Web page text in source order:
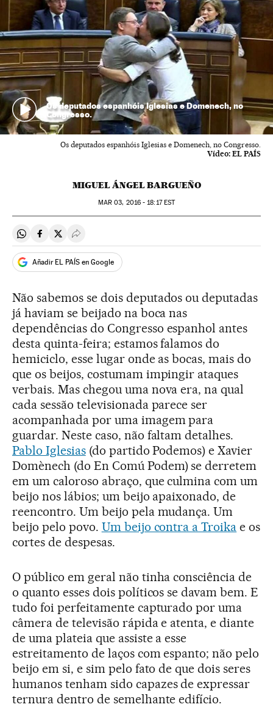
Os deputados espanhóis Iglesias e Domenech, no
Congresso.
Os deputados espanhóis Iglesias e Domenech, no Congresso.
Vídeo: EL PAÍS
MIGUEL ÁNGEL BARGUEÑO
MAR 03, 2016 - 18:17EST
Compartir en Whatsapp
Compartir en Facebook
Compartir en Twitter
Desplegar Redes Sociales
Añadir EL PAÍS en Google
Não sabemos se dois deputados ou deputadas
já haviam se beijado na boca nas
dependências do Congresso espanhol antes
desta quinta-feira; estamos falamos do
hemiciclo, esse lugar onde as bocas, mais do
que os beijos, costumam impingir ataques
verbais. Mas chegou uma nova era, na qual
cada sessão televisionada parece ser
acompanhada por uma imagem para
guardar. Neste caso, não faltam detalhes.
Pablo Iglesias(do partido Podemos) e Xavier
Domènech (do En Comú Podem) se derretem
em um caloroso abraço, que culmina com um
beijo nos lábios; um beijo apaixonado, de
reencontro. Um beijo pela mudança. Um
beijo pelo povo. Um beijo contra a Troika e os
cortes de despesas.
O público em geral não tinha consciência de
o quanto esses dois políticos se davam bem. E
tudo foi perfeitamente capturado por uma
câmera de televisão rápida e atenta, e diante
de uma plateia que assiste a esse
estreitamento de laços com espanto; não pelo
beijo em si, e sim pelo fato de que dois seres
humanos tenham sido capazes de expressar
ternura dentro de semelhante edifício.